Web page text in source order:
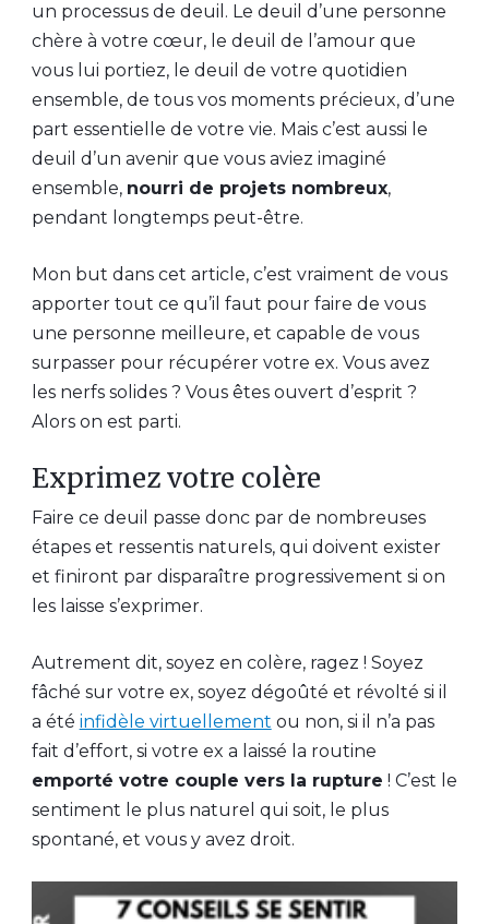
un processus de deuil. Le deuil d’une personne
chère à votre cœur, le deuil de l’amour que
vous lui portiez, le deuil de votre quotidien
ensemble, de tous vos moments précieux, d’une
part essentielle de votre vie. Mais c’est aussi le
deuil d’un avenir que vous aviez imaginé
ensemble, nourri de projets nombreux,
pendant longtemps peut-être.
Mon but dans cet article, c’est vraiment de vous
apporter tout ce qu’il faut pour faire de vous
une personne meilleure, et capable de vous
surpasser pour récupérer votre ex. Vous avez
les nerfs solides ? Vous êtes ouvert d’esprit ?
Alors on est parti.
Exprimez votre colère
Faire ce deuil passe donc par de nombreuses
étapes et ressentis naturels, qui doivent exister
et finiront par disparaître progressivement si on
les laisse s’exprimer.
Autrement dit, soyez en colère, ragez ! Soyez
fâché sur votre ex, soyez dégoûté et révolté si il
a été infidèle virtuellement ou non, si il n’a pas
fait d’effort, si votre ex a laissé la routine
emporté votre couple vers la rupture ! C’est le
sentiment le plus naturel qui soit, le plus
spontané, et vous y avez droit.